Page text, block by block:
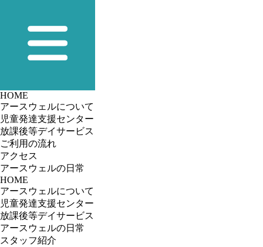
HOME
アースウェルについて
児童発達支援センター
放課後等デイサービス
ご利用の流れ
アクセス
アースウェルの⽇常
HOME
アースウェルについて
児童発達支援センター
放課後等デイサービス
アースウェルの⽇常
スタッフ紹介